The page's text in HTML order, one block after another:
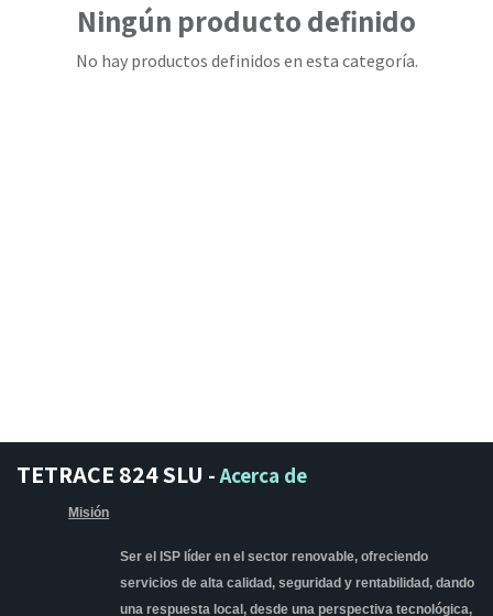
Ningún producto definido
No hay productos definidos en esta categoría.
TETRACE 824 SLU -Acerca de
Misión
Ser el ISP líder en el sector renovable, ofreciendo
servicios de alta calidad, seguridad y rentabilidad, dando
una respuesta local, desde una perspectiva tecnológica,